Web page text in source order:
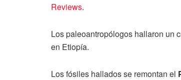
Reviews.
Los paleoantropólogos hallaron un
en Etiopía.
Los fósiles hallados se remontan el